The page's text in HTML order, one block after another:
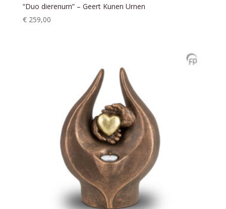
“Duo dierenurn” – Geert Kunen Urnen
€259,00